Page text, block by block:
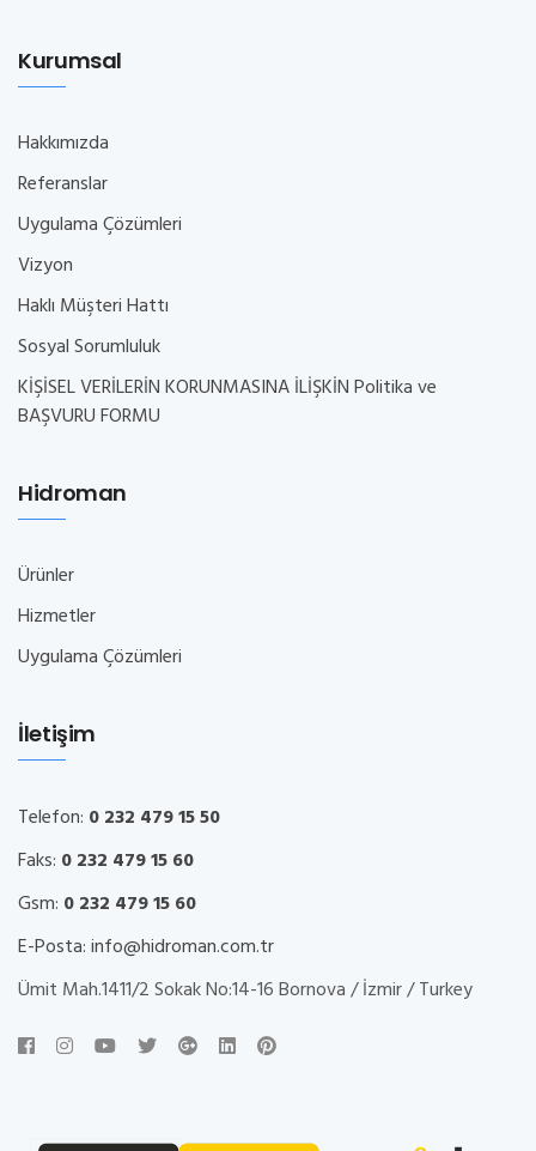
Kurumsal
Hakkımızda
Referanslar
Uygulama Çözümleri
Vizyon
Haklı Müşteri Hattı
Sosyal Sorumluluk
KİŞİSEL VERİLERİN KORUNMASINA İLİŞKİN Politika ve
BAŞVURU FORMU
Hidroman
Ürünler
Hizmetler
Uygulama Çözümleri
İletişim
Telefon: 0 232 479 15 50
Faks: 0 232 479 15 60
Gsm: 0 232 479 15 60
E-Posta:info@hidroman.com.tr
Ümit Mah.1411/2 Sokak No:14-16 Bornova / İzmir / Turkey